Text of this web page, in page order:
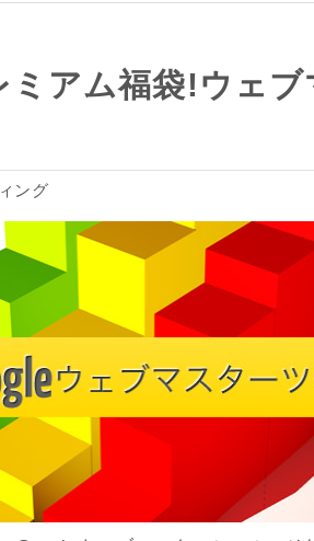
ミアム福袋!ウェブ
ング